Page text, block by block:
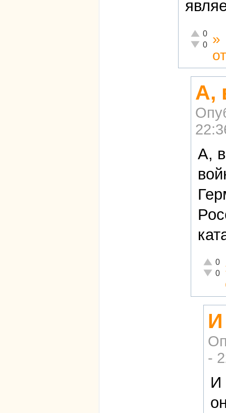
Отлично!
0
0
»
А,
А,
0
0
И
-
И